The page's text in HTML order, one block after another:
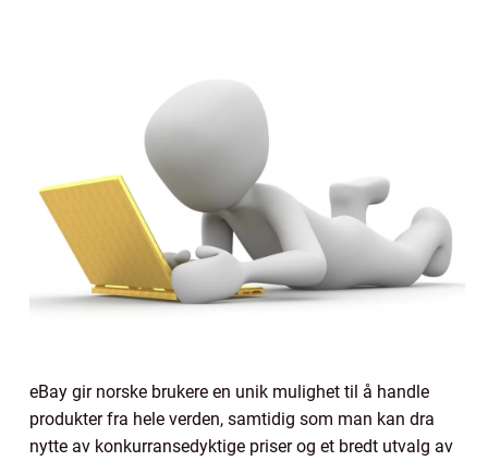
eBay gir norske brukere en unik mulighet til å handle
produkter fra hele verden, samtidig som man kan dra
nytte av konkurransedyktige priser og et bredt utvalg av